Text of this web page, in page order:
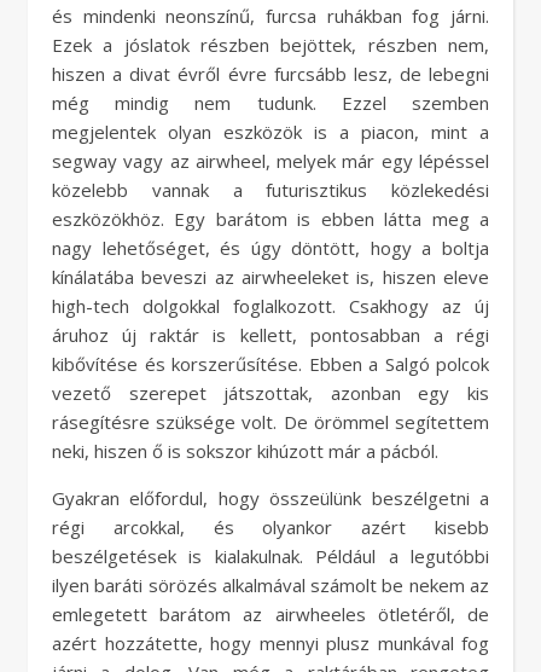
és mindenki neonszínű, furcsa ruhákban fog járni.
Ezek a jóslatok részben bejöttek, részben nem,
hiszen a divat évről évre furcsább lesz, de lebegni
még mindig nem tudunk. Ezzel szemben
megjelentek olyan eszközök is a piacon, mint a
segway vagy az airwheel, melyek már egy lépéssel
közelebb vannak a futurisztikus közlekedési
eszközökhöz. Egy barátom is ebben látta meg a
nagy lehetőséget, és úgy döntött, hogy a boltja
kínálatába beveszi az airwheeleket is, hiszen eleve
high-tech dolgokkal foglalkozott. Csakhogy az új
áruhoz új raktár is kellett, pontosabban a régi
kibővítése és korszerűsítése. Ebben a Salgó polcok
vezető szerepet játszottak, azonban egy kis
rásegítésre szüksége volt. De örömmel segítettem
neki, hiszen ő is sokszor kihúzott már a pácból.
Gyakran előfordul, hogy összeülünk beszélgetni a
régi arcokkal, és olyankor azért kisebb
beszélgetések is kialakulnak. Például a legutóbbi
ilyen baráti sörözés alkalmával számolt be nekem az
emlegetett barátom az airwheeles ötletéről, de
azért hozzátette, hogy mennyi plusz munkával fog